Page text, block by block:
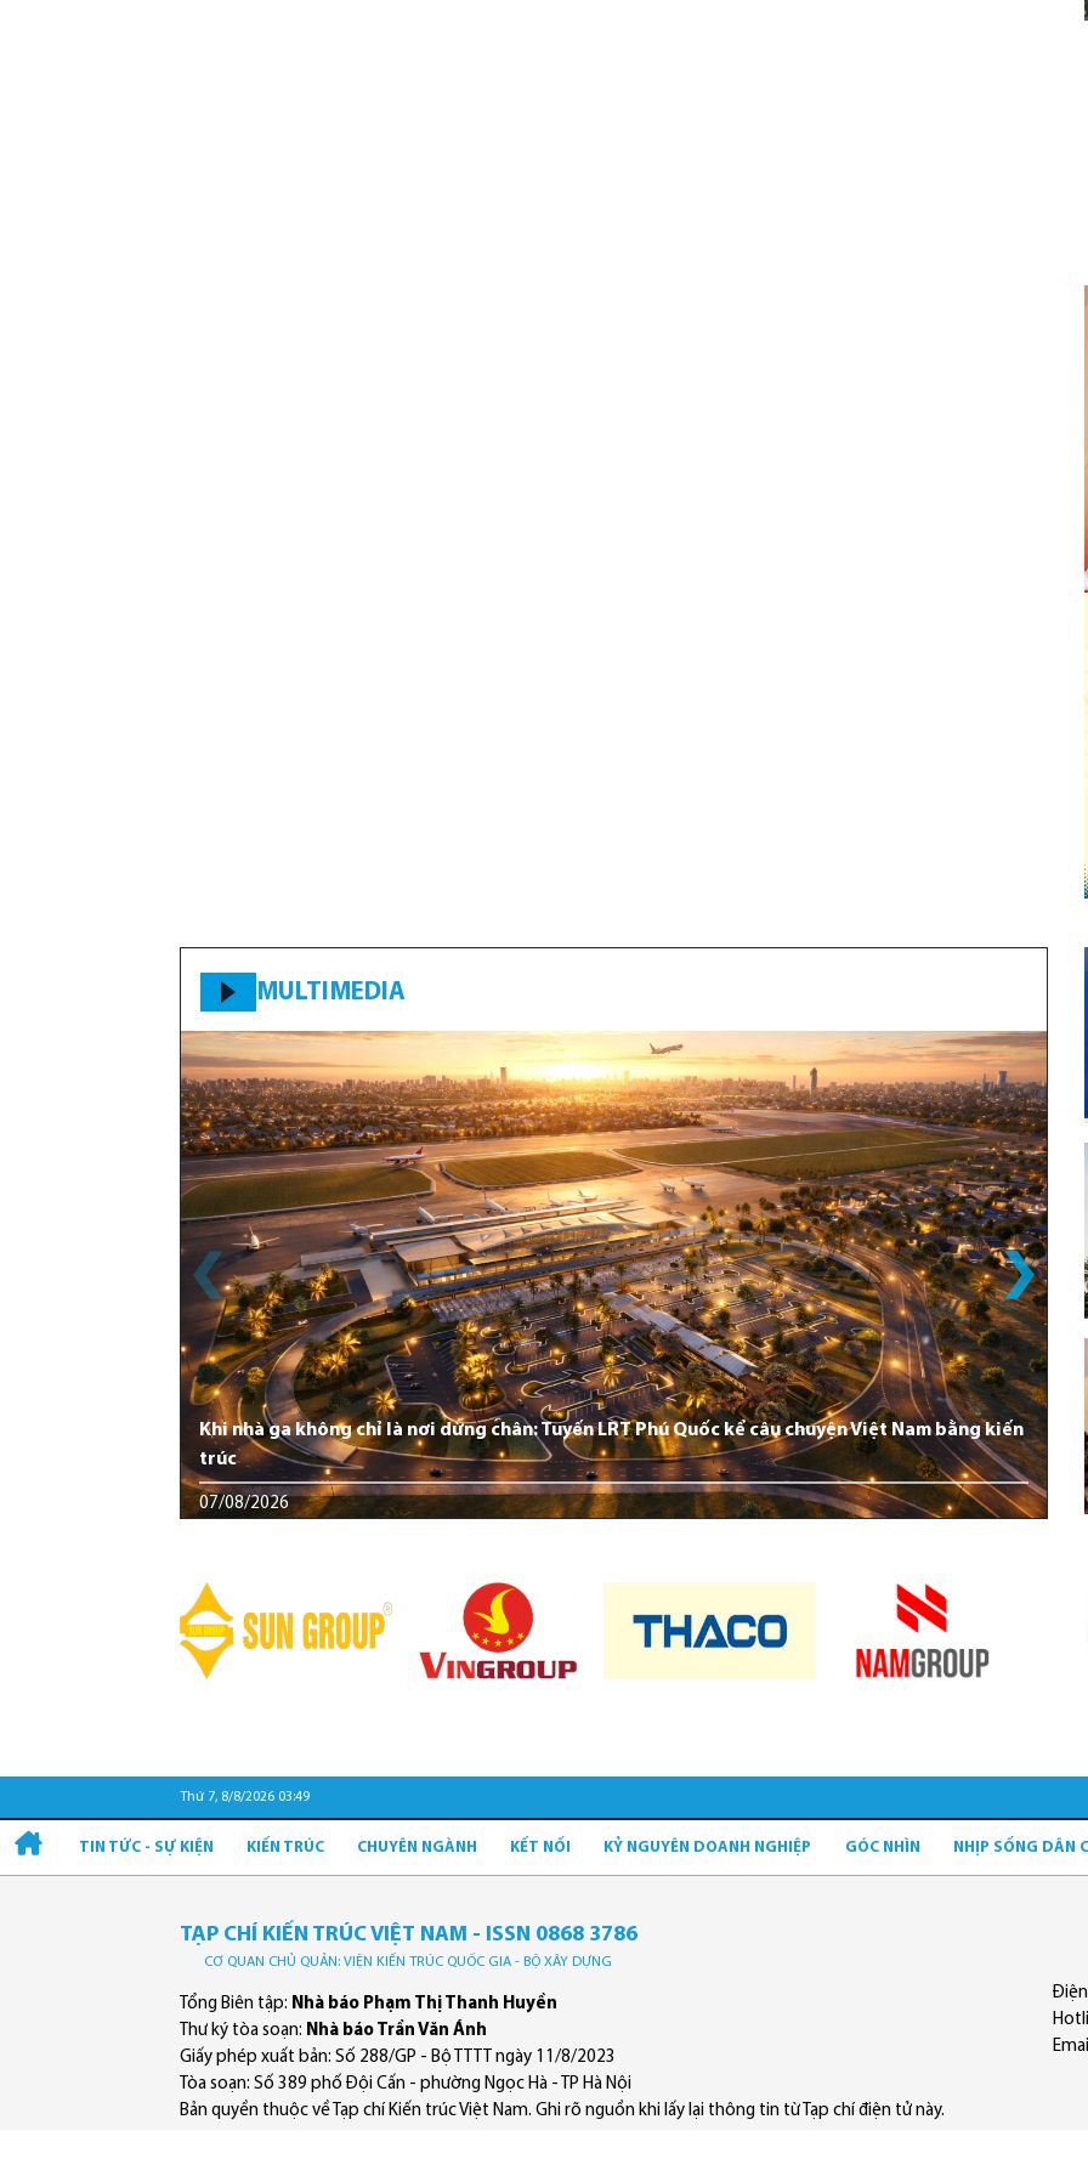
MULTIMEDIA
Khi nhà ga không chỉ là nơi dừng chân: Tuyến LRT Phú Quốc kể câu chuyện Việt Nam bằng kiến
trúc
07/08/2026
Thứ 7, 8/8/2026 03:49
TIN TỨC - SỰ KIỆN KIẾN TRÚC CHUYÊN NGÀNH KẾT NỐI KỶ NGUYÊN DOANH NGHIỆP GÓC NHÌN NHỊP SỐNG DÂN
TẠP CHÍ KIẾN TRÚC VIỆT NAM - ISSN 0868 3786
CƠ QUAN CHỦ QUẢN: VIỆN KIẾN TRÚC QUỐC GIA - BỘ XÂY DỰNG
Tổng Biên tập: Nhà báo Phạm Thị Thanh Huyền
Thư ký tòa soạn: Nhà báo Trần Văn Ánh
Giấy phép xuất bản: Số 288/GP - Bộ TTTT ngày 11/8/2023
Tòa soạn: Số 389 phố Đội Cấn - phường Ngọc Hà - TP Hà Nội
Bản quyền thuộc về Tạp chí Kiến trúc Việt Nam. Ghi rõ nguồn khi lấy lại thông tin từ Tạp chí điện tử này.